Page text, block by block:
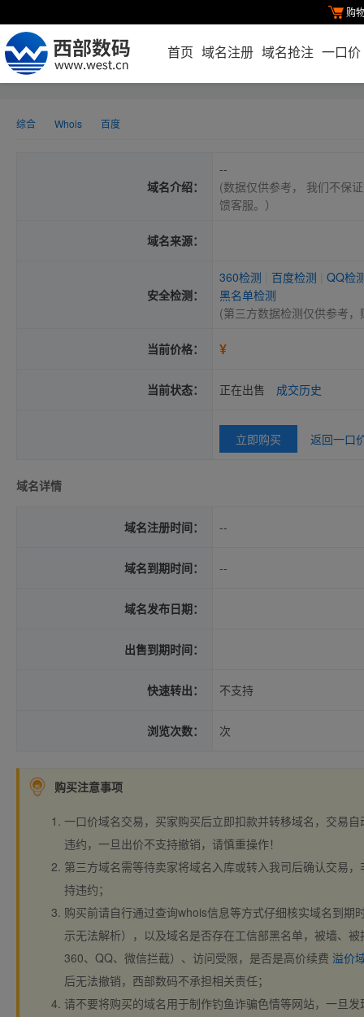
购
首页 域名注册 域名抢注 一口价
综合 Whois 百度
域名介绍：
--
(数据仅供参考， 我们不保
馈客服。）
域名来源：
安全检测：
360检测 百度检测
QQ检
黑名单检测
(第三方数据检测仅供参考
当前价格： ¥
当前状态： 正在出售 成交历史
立即购买 返回一口
域名详情
域名注册时间： --
域名到期时间： --
域名发布日期：
出售到期时间：
快速转出： 不支持
浏览次数： 次
购买注意事项
一口价域名交易，买家购买后立即扣款并转移域名，交易
违约，一旦出价不支持撤销，请慎重操作！
第三方域名需等待卖家将域名入库或转入我司后确认交易
持违约；
购买前请自行通过查询whois信息等方式仔细核实域名到期
示无法解析），以及域名是否存在工信部黑名单，被墙、
360、QQ、微信拦截）、访问受限，是否是高价续费 溢价
后无法撤销，西部数码不承担相关责任；
请不要将购买的域名用于制作钓鱼诈骗色情等网站，一旦